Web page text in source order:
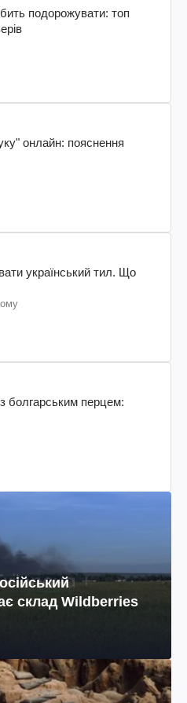
подорожувати: топ
онлайн: пояснення
український тил. Що
болгарським перцем:
склад Wildberries